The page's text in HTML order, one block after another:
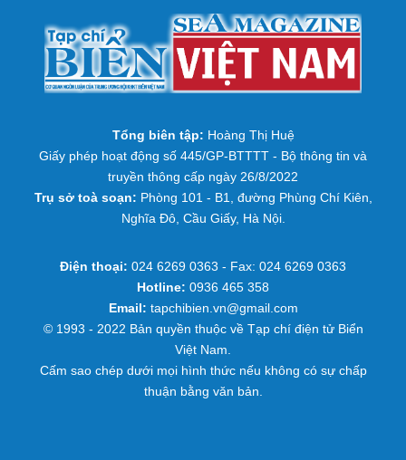
Tổng biên tập: Hoàng Thị Huệ
Giấy phép hoạt động số 445/GP-BTTTT - Bộ thông tin và
truyền thông cấp ngày 26/8/2022
Trụ sở toà soạn: Phòng 101 - B1, đường Phùng Chí Kiên,
Nghĩa Đô, Cầu Giấy, Hà Nội.
Điện thoại: 024 6269 0363 - Fax: 024 6269 0363
Hotline: 0936 465 358
Email: tapchibien.vn@gmail.com
© 1993 - 2022 Bản quyền thuộc về Tạp chí điện tử Biển
Việt Nam.
Cấm sao chép dưới mọi hình thức nếu không có sự chấp
thuận bằng văn bản.